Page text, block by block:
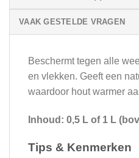
VAAK GESTELDE VRAGEN
Beschermt tegen alle
en vlekken. Geeft een
waardoor hout warmer
Inhoud: 0,5 L of 1 L
Tips & Kenmerken